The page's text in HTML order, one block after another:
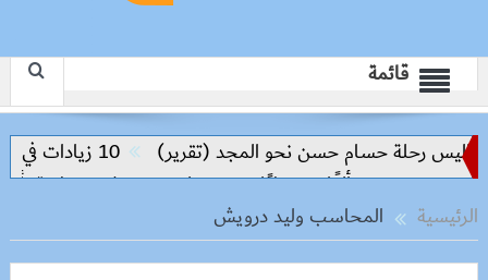
قائمة
رحلة حسام حسن نحو المجد (تقرير)
10 زيادات في 10 سنوات.. هل حان الوقت لرفع دعم البنزين نهائيا؟
و500 كيلو
حملات بيطرية
الرئيسية
المحاسب وليد درويش